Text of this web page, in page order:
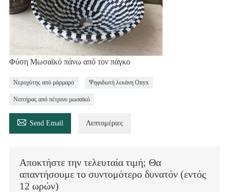
Φύση Μωσαϊκό πάνω από τον πάγκο
Νεροχύτης από μάρμαρο Ψηφιδωτή λεκάνη Onyx
Νιπτήρας από πέτρινο μωσαϊκό
 Send Email Λεπτομέριες
Αποκτήστε την τελευταία τιμή; Θα
απαντήσουμε το συντομότερο δυνατόν (εντός
12 ωρών)